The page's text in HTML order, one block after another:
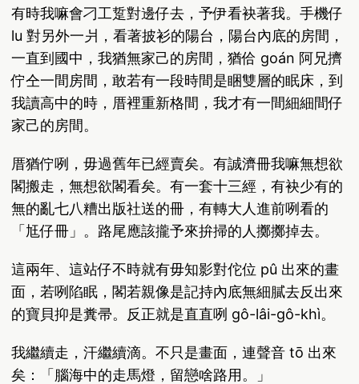
有時我嘛會刁工踅對邊仔去，予伊看袂著我。手機仔
lu 對另外一爿，看著披衫的陽台，陽台內底的房間，
一直到國中，我猶無家己的房間，猶佮 goán 阿兄擠
佇仝一間房間，敢若有一段時間是睏雙層的眠床，到
我讀高中的時，厝裡重新格間，我才有一間細細間仔
家己的房間。
厝猶佇咧，毋過舊年已經賣矣。有誠濟冊我嘛無想欲
閣搬走，無想欲閣看矣。有一套十三經，有袂少有的
無的亂七八糟出版社送的冊，有轉大人進前咧看的
「尪仔冊」。路尾應該攏予來拚掃的人擲擲掉去。
這兩年、這站仔不時就有毋知影對佗位 pû 出來的畫
面，若咧陷眠，閣若親像是記持內底無細膩去反出來
的寶貝抑是糞帚。反正就是直直咧 gô-lâi-gô-khì。
我繼續走，汗繼續滴。不只是畫面，連聲音 tō 出來
矣：「腦海中的走馬燈，留戀啥路用。」